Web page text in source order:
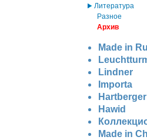
Литература
Разное
Архив
Made in
Lindner
Importa
Hartberger
Hawid
Made in